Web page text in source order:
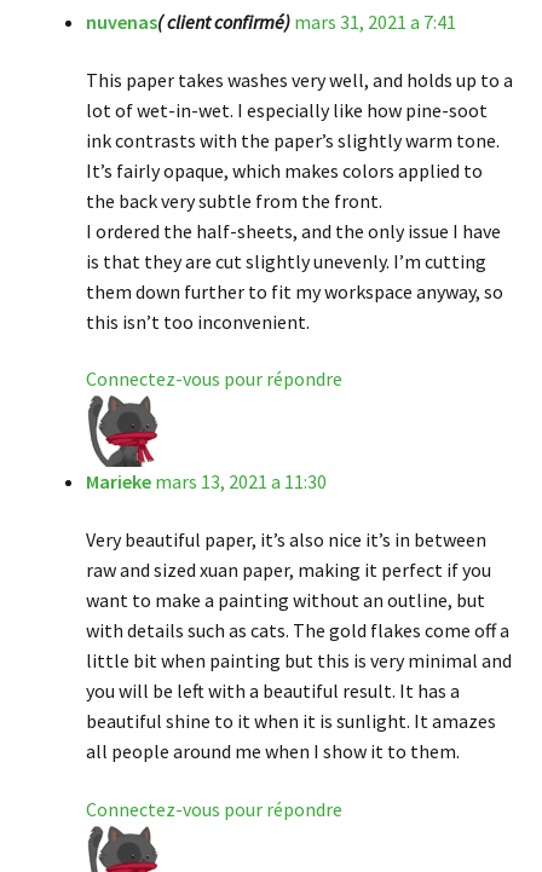
Note4sur
nuvenas( client confirmé) mars 31, 2021 a 7:41
This paper takes washes very well, and holds up to a
lot of wet-in-wet. I especially like how pine-soot
ink contrasts with the paper’s slightly warm tone.
It’s fairly opaque, which makes colors applied to
the back very subtle from the front.
I ordered the half-sheets, and the only issue I have
is that they are cut slightly unevenly. I’m cutting
them down further to fit my workspace anyway, so
this isn’t too inconvenient.
Connectez-vous pour répondre
Marieke mars 13, 2021 a 11:30
Very beautiful paper, it’s also nice it’s in between
raw and sized xuan paper, making it perfect if you
want to make a painting without an outline, but
with details such as cats. The gold flakes come off a
little bit when painting but this is very minimal and
you will be left with a beautiful result. It has a
beautiful shine to it when it is sunlight. It amazes
all people around me when I show it to them.
Connectez-vous pour répondre